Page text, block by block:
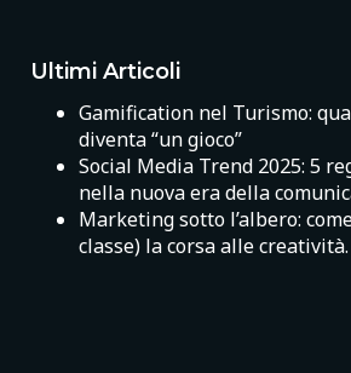
Ultimi Articoli
Gamification nel Turismo:
diventa “un gioco”
Social Media Trend 2025: 5
nella nuova era della
Marketing sotto l’albero:
classe) la corsa alle creatività.